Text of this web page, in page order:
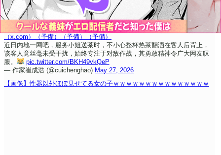
（x.com） （予備） （予備）
（予備）
近日内地一网吧，服务小姐送茶时，不小心整杯热茶翻洒在客人后背上，
该客人竟丝毫未受干扰，始终专注于对敌作战，其勇敢精神令广大网友叹
服。
pic.twitter.com/BKH49vkQeP
— 作家崔成浩 (@cuichenghao) May 27, 2026
【画像】性器以外ほぼ見せてる女の子ｗｗｗｗｗｗｗｗｗｗｗｗｗｗｗ